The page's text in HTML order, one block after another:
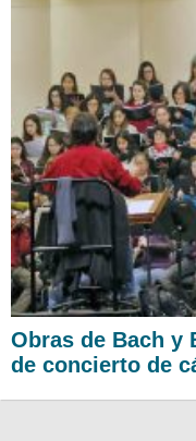
Obras de Bach y
de concierto de